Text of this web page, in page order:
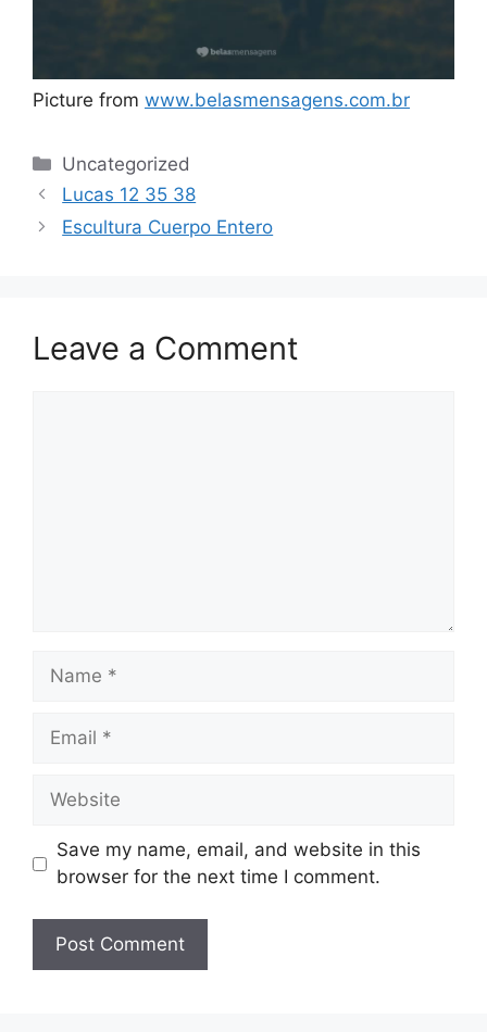
Picture from www.belasmensagens.com.br
Categories
Uncategorized
Lucas 12 35 38
Escultura Cuerpo Entero
Leave a Comment
Name
Email
Website
Save my name, email, and website in this
browser for the next time I comment.